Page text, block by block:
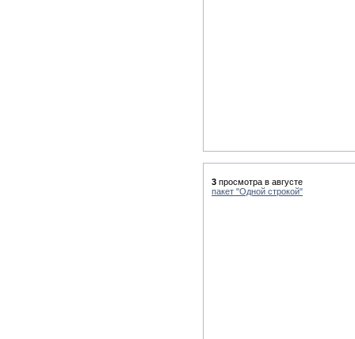
3 просмотра в августе
пакет "Одной строкой"